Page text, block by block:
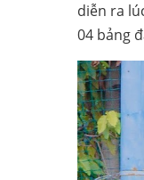
diễn ra
04 bảng